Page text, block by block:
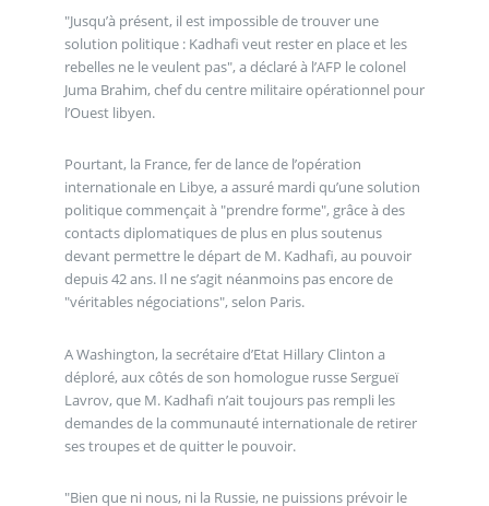
"Jusqu’à présent, il est impossible de trouver une
solution politique : Kadhafi veut rester en place et les
rebelles ne le veulent pas", a déclaré à l’AFP le colonel
Juma Brahim, chef du centre militaire opérationnel pour
l’Ouest libyen.
Pourtant, la France, fer de lance de l’opération
internationale en Libye, a assuré mardi qu’une solution
politique commençait à "prendre forme", grâce à des
contacts diplomatiques de plus en plus soutenus
devant permettre le départ de M. Kadhafi, au pouvoir
depuis 42 ans. Il ne s’agit néanmoins pas encore de
"véritables négociations", selon Paris.
A Washington, la secrétaire d’Etat Hillary Clinton a
déploré, aux côtés de son homologue russe Sergueï
Lavrov, que M. Kadhafi n’ait toujours pas rempli les
demandes de la communauté internationale de retirer
ses troupes et de quitter le pouvoir.
"Bien que ni nous, ni la Russie, ne puissions prévoir le